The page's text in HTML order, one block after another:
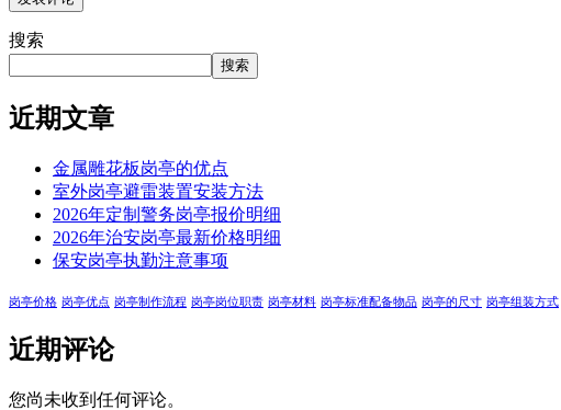
搜索
搜索
近期文章
金属雕花板岗亭的优点
室外岗亭避雷装置安装方法
2026年定制警务岗亭报价明细
2026年治安岗亭最新价格明细
保安岗亭执勤注意事项
岗亭价格 岗亭优点 岗亭制作流程 岗亭岗位职责 岗亭材料 岗亭标准配备物品 岗亭的尺寸 岗亭组装方式
近期评论
您尚未收到任何评论。